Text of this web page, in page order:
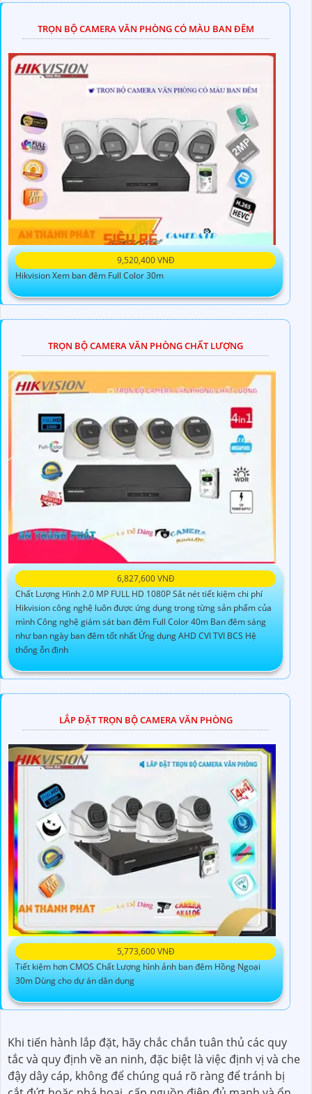
TRỌN BỘ CAMERA VĂN PHÒNG CÓ MÀU BAN ĐÊM
9,520,400 VNĐ
Hikvision Xem ban đêm Full Color 30m
TRỌN BỘ CAMERA VĂN PHÒNG CHẤT LƯỢNG
6,827,600 VNĐ
Chất Lượng Hình 2.0 MP FULL HD 1080P Sắt nét tiết kiệm chi phí
Hikvision công nghệ luôn được ứng dụng trong từng sản phẩm của
mình Công nghệ giám sát ban đêm Full Color 40m Ban đêm sáng
như ban ngày ban đêm tốt nhất Ứng dụng AHD CVI TVI BCS Hệ
thống ỗn định
LẮP ĐẶT TRỌN BỘ CAMERA VĂN PHÒNG
5,773,600 VNĐ
Tiết kiệm hơn CMOS Chất Lượng hình ảnh ban đêm Hồng Ngoại
30m Dùng cho dự án dân dụng
Khi tiến hành lắp đặt, hãy chắc chắn tuân thủ các quy
tắc và quy định về an ninh, đặc biệt là việc định vị và che
đậy dây cáp, không để chúng quá rõ ràng để tránh bị